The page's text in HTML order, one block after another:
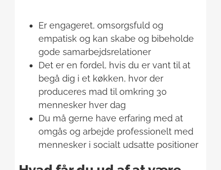
Er engageret, omsorgsfuld og
empatisk og kan skabe og bibeholde
gode samarbejdsrelationer
Det er en fordel, hvis du er vant til at
begå dig i et køkken, hvor der
produceres mad til omkring 30
mennesker hver dag
Du må gerne have erfaring med at
omgås og arbejde professionelt med
mennesker i socialt udsatte positioner